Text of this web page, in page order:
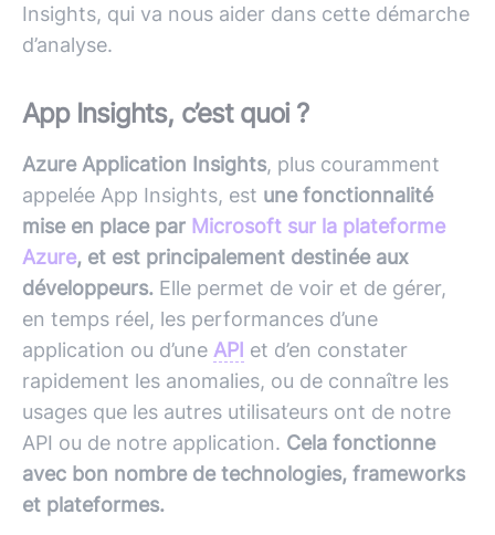
Insights, qui va nous aider dans cette démarche
d’analyse.
App Insights, c’est quoi ?
Azure Application Insights, plus couramment
appelée App Insights, est une fonctionnalité
mise en place par Microsoft sur la plateforme
Azure, et est principalement destinée aux
développeurs. Elle permet de voir et de gérer,
en temps réel, les performances d’une
application ou d’une API et d’en constater
rapidement les anomalies, ou de connaître les
usages que les autres utilisateurs ont de notre
API ou de notre application. Cela fonctionne
avec bon nombre de technologies, frameworks
et plateformes.